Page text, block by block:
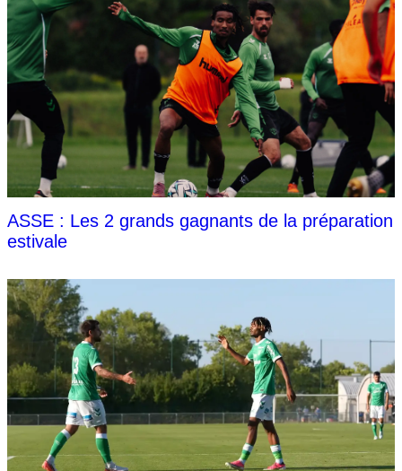
ASSE : Les 2 grands gagnants de la préparation
estivale